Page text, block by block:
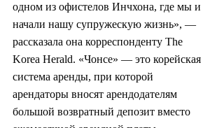
одном из офистелов Инчхона, где мы и
начали нашу супружескую жизнь», —
рассказала она корреспонденту The
Korea Herald. «Чонсе» — это корейская
система аренды, при которой
арендаторы вносят арендодателям
большой возвратный депозит вместо